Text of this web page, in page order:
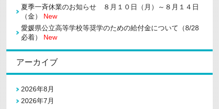
夏季一斉休業のお知らせ ８月１０日（月）～８月１４日
（金） New
愛媛県公立高等学校等奨学のための給付金について（8/28
必着） New
アーカイブ
2026年8月
2026年7月